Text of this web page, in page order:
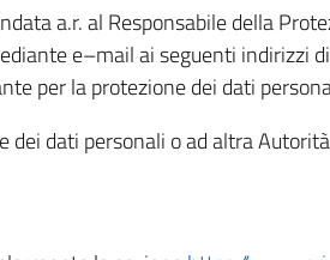
a.r. al Responsabile della
e–mail ai seguenti indirizzi
per la protezione dei dati
dati personali o ad altra